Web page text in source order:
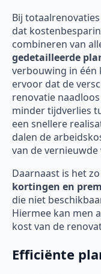
Bij
dat
combineren van
gedetailleerde
verbouwing in één
ervoor dat de
renovatie
minder tijdverlies
een snellere
dalen de
van de
Daarnaast is het
kortingen en
die niet
Hiermee kan men
kost van de
Efficiënte